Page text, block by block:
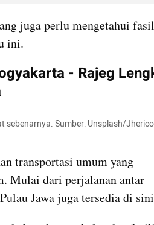
juga perlu mengetahui
ini.
- Rajeg
sebenarnya. Sumber: Unsplash/Jherico
transportasi umum yang
Mulai dari perjalanan antar
Jawa juga tersedia di